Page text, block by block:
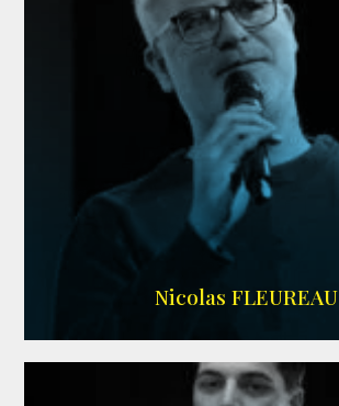
Nicolas FLEUREAU